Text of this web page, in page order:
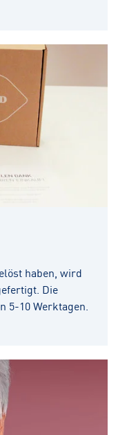
haben, wird
Die
5-10 Werktagen.